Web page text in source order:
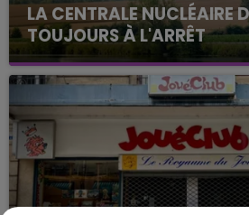
LA CENTRALE NUCLÉAIRE
TOUJOURS À L'ARRÊT
Cela fait déjà une semaine
nucléaire ardennaise est à
justifiée par la sécheresse
présente.